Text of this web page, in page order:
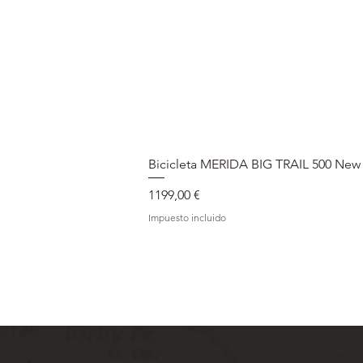
Bicicleta MERIDA BIG TRAIL 500 New
Precio
1199,00 €
Impuesto incluido